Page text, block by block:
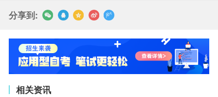
分享到:
相关资讯